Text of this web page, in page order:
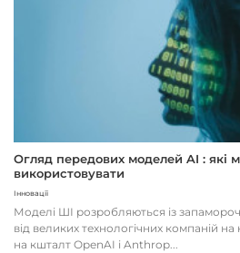
Огляд передових моделей AI : які
використовувати
Інновації
Моделі ШІ розробляються із
від великих технологічних компаній
на кшталт OpenAI і Anthrop...